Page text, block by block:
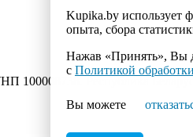
Kupika.by использует
опыта, сбора
Нажав «Принять», Вы
с Политикой
Вы можете
Республика